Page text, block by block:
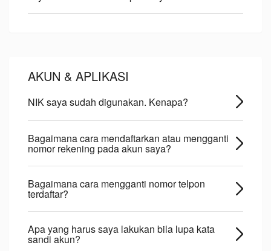
AKUN & APLIKASI
NIK saya sudah digunakan. Kenapa?
Bagaimana cara mendaftarkan atau mengganti
nomor rekening pada akun saya?
Bagaimana cara mengganti nomor telpon
terdaftar?
Apa yang harus saya lakukan bila lupa kata
sandi akun?